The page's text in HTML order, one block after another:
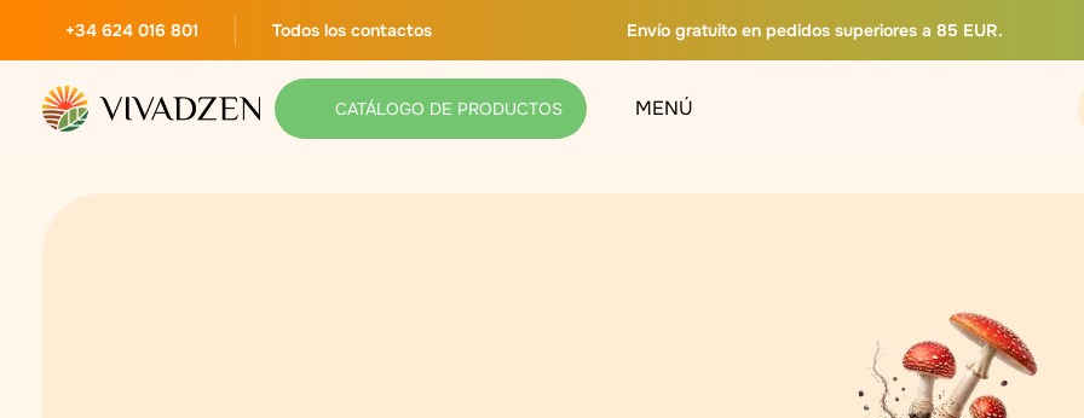
+34 624 016 801 Todos los contactos Envío gratuito en pedidos superiores a 85 EUR.
CATÁLOGO DE PRODUCTOS MENÚ